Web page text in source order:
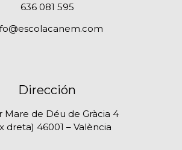
636 081 595
Dirección
Mare de Déu de Gràcia 4
dreta) 46001 – València